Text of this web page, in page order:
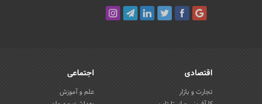
اقتصادی
تجارت و بازار
اجتماعی
علم و آموزش